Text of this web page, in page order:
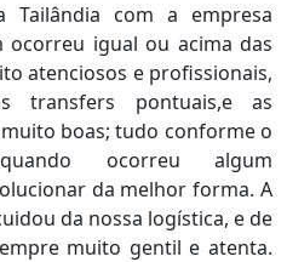
Tailândia com a empresa
ocorreu igual ou acima das
atenciosos e profissionais,
transfers pontuais,e as
boas; tudo conforme o
ocorreu algum
da melhor forma. A
da nossa logística, e de
muito gentil e atenta.